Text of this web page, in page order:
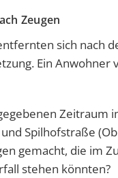
Zeugen
sich nach
Ein Anwohner
Zeitraum
Spilhofstraße
gemacht, die im
stehen könnten?